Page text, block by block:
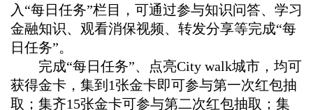
入“每日任务”栏目，可通过参与知识问答、学习
金融知识、观看消保视频、转发分享等完成“每
日任务”。
完成“每日任务”、点亮City walk城市，均可
获得金卡，集到 1张金卡即可参与第一次红包抽
取；集齐15张金卡可参与第二次红包抽取；集